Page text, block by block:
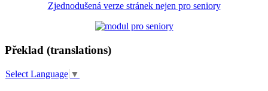
Zjednodušená verze stránek nejen pro seniory
Překlad (translations)
Select Language ▼